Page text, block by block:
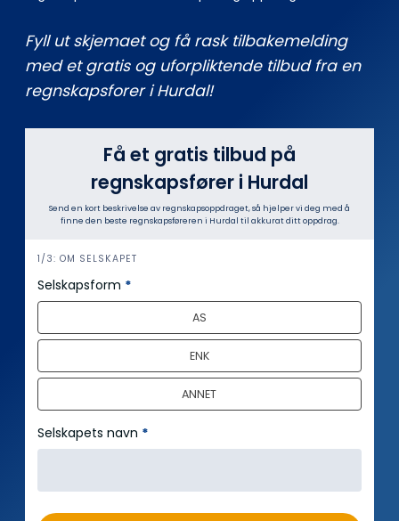
Fyll ut skjemaet og få rask tilbakemelding
med et gratis og uforpliktende tilbud fra en
regnskapsforer i Hurdal!
Få et gratis tilbud på
regnskapsfører i Hurdal
Send en kort beskrivelse av regnskapsoppdraget, så hjelper vi deg med å
finne den beste regnskapsføreren i Hurdal til akkurat ditt oppdrag.
i
n
n
o
d
1/3: OM SELSKAPET
Selskapsform *
AS
ENK
ANNET
Selskapets navn *